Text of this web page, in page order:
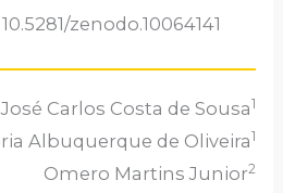
zenodo.10064141
José Carlos Costa de Sousa1
Albuquerque de Oliveira1
Omero Martins Junior2